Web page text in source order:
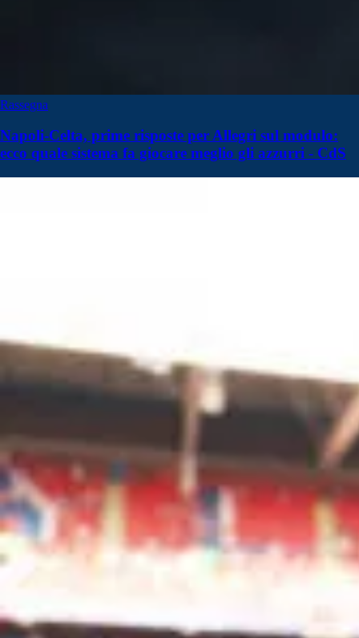
Rassegna
Napoli-Celta, prime risposte per Allegri sul modulo:
ecco quale sistema fa giocare meglio gli azzurri - CdS